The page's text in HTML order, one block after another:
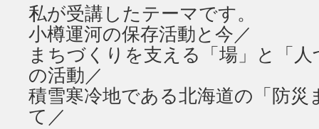
私が受講したテーマです。
小樽運河の保存活動と今／
まちづくりを支える「場」と「
の活動／
積雪寒冷地である北海道の「防
て／